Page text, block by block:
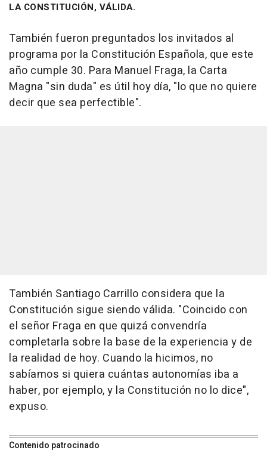
LA CONSTITUCIÓN, VÁLIDA.
También fueron preguntados los invitados al
programa por la Constitución Española, que este
año cumple 30. Para Manuel Fraga, la Carta
Magna "sin duda" es útil hoy día, "lo que no quiere
decir que sea perfectible".
También Santiago Carrillo considera que la
Constitución sigue siendo válida. "Coincido con
el señor Fraga en que quizá convendría
completarla sobre la base de la experiencia y de
la realidad de hoy. Cuando la hicimos, no
sabíamos si quiera cuántas autonomías iba a
haber, por ejemplo, y la Constitución no lo dice",
expuso.
Contenido patrocinado